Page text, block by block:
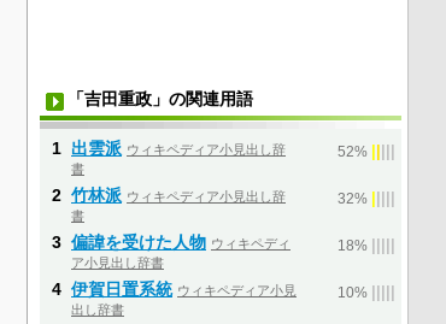
「吉田重政」の関連用語
1 出雲派 ウィキペディア小見出し辞
書
52%
2 竹林派 ウィキペディア小見出し辞
書
32%
3 偏諱を受けた人物 ウィキペディ
ア小見出し辞書
18%
4 伊賀日置系統 ウィキペディア小見
出し辞書
10%